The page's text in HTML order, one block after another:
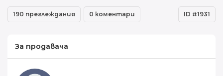
190 преглеждания 0 коментари ID #1931
За продавача